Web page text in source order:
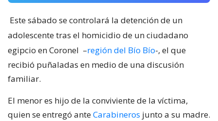
Este sábado se controlará la detención de un
adolescente tras el homicidio de un ciudadano
egipcio en Coronel –región del Bío Bío-, el que
recibió puñaladas en medio de una discusión
familiar.
El menor es hijo de la conviviente de la víctima,
quien se entregó anteCarabineros junto a su madre.